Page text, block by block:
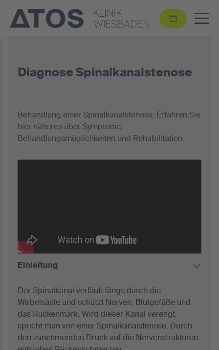
Diagnose Spinalkanalstenose
Behandlung einer Spinalkanalstenose. Erfahren Sie
hier näheres über Symptome,
Behandlungsmöglichkeiten und Rehabilitation.
Einleitung
Der Spinalkanal verläuft längs durch die
Wirbelsäule und schützt Nerven, Blutgefäße und
das Rückenmark. Wird dieser Kanal verengt,
spricht man von einer Spinalkanalstenose. Durch
den zunehmenden Druck auf die Nervenstrukturen